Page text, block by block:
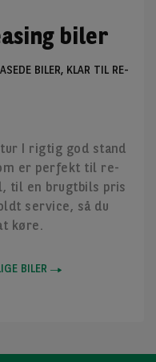
biler
BILER, KLAR TIL RE-
I rigtig god stand
er perfekt til re-
til en brugtbils pris
service, så du
køre.
BILER